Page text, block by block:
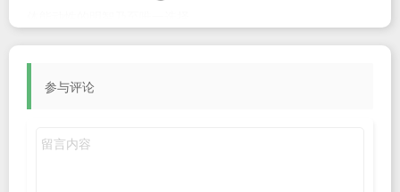
1.6. 至20世纪初，当目睹其他国家开始享受电气化和城市管道
系统带来的便利时，卢德派的后代们终于开始着手推动重大变
革
2. 主权AI
参与评论